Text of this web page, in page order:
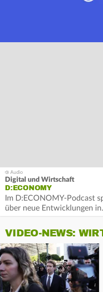
Digital und Wirtschaft
D:ECONOMY
Im D:ECONOMY-Podcast
über neue Entwicklungen
VIDEO-NEWS: